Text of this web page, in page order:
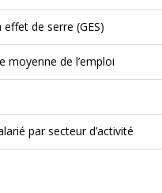
de serre (GES)
moyenne de l’emploi
par secteur d’activité